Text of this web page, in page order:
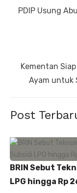
pos
Previous
PDIP Usung
Next
post:
Kementan
Ayam untuk
Post
BRIN Sebut
LPG hingga Rp